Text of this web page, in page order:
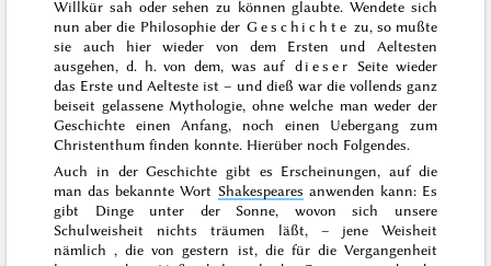
Willkür sah oder sehen zu können glaubte. Wendete sich
nun aber die Philosophie der Geschichte zu, so mußte
sie auch hierwieder von dem Ersten und Aeltesten
ausgehen, d. h. von dem, was auf dieser Seite wieder
das Erste und Aelteste ist – und dieß war die vollends ganz
beiseit gelassene Mythologie, ohne welche man weder der
Geschichte einen Anfang, noch einen Uebergang zum
Christenthum finden konnte. Hierüber noch Folgendes.
Auch in der Geschichte gibt es Erscheinungen, auf die
man das bekannte Wort Shakespeares anwenden kann: Es
gibt Dinge unter der Sonne, wovon sich unsere
Schulweisheit nichts träumen läßt, – jene Weisheit
nämlich , die von gestern ist, die für die Vergangenheit